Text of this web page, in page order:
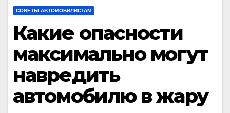
СОВЕТЫ АВТОМОБИЛИСТАМ
Какие опасности
максимально могут
навредить
автомобилю в жару